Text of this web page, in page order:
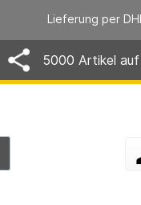
Lieferung per DHL
5000 Artikel auf